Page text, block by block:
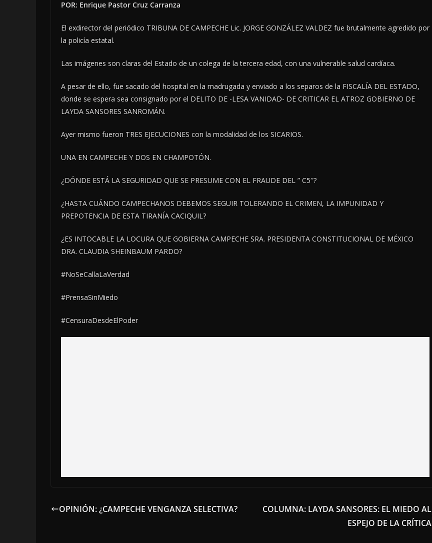
POR: Enrique Pastor Cruz Carranza
El exdirector del periódico TRIBUNA DE CAMPECHE Lic. JORGE GONZÁLEZ VALDEZ fue brutalmente agredido por
la policía estatal.
Las imágenes son claras del Estado de un colega de la tercera edad, con una vulnerable salud cardíaca.
A pesar de ello, fue sacado del hospital en la madrugada y enviado a los separos de la FISCALÍA DEL ESTADO,
donde se espera sea consignado por el DELITO DE -LESA VANIDAD- DE CRITICAR EL ATROZ GOBIERNO DE
LAYDA SANSORES SANROMÁN.
Ayer mismo fueron TRES EJECUCIONES con la modalidad de los SICARIOS.
UNA EN CAMPECHE Y DOS EN CHAMPOTÓN.
¿DÓNDE ESTÁ LA SEGURIDAD QUE SE PRESUME CON EL FRAUDE DEL ” C5″?
¿HASTA CUÁNDO CAMPECHANOS DEBEMOS SEGUIR TOLERANDO EL CRIMEN, LA IMPUNIDAD Y
PREPOTENCIA DE ESTA TIRANÍA CACIQUIL?
¿ES INTOCABLE LA LOCURA QUE GOBIERNA CAMPECHE SRA. PRESIDENTA CONSTITUCIONAL DE MÉXICO
DRA. CLAUDIA SHEINBAUM PARDO?
#NoSeCallaLaVerdad
#PrensaSinMiedo
#CensuraDesdeElPoder
OPINIÓN: ¿CAMPECHE VENGANZA SELECTIVA?
COLUMNA: LAYDA SANSORES: EL MIEDO AL
ESPEJO DE LA CRÍTICA